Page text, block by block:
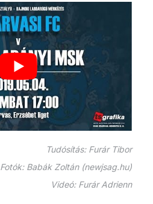
Tudósítás: Furár Tibor
Fotók: Babák Zoltán (newjsag.hu)
Videó: Furár Adrienn